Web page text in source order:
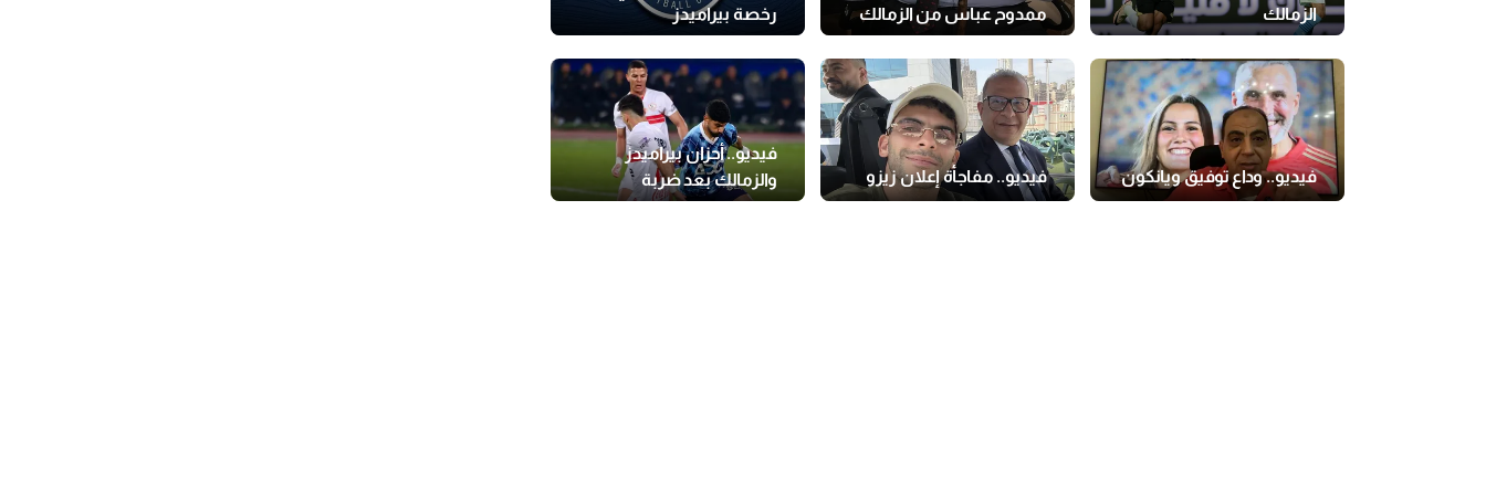
الزمالك
ممدوح عباس من الزمالك
رخصة بيراميدز
فيديو.. وداع توفيق ويانكون فيديو.. مفاجأة إعلان زيزو
فيديو.. أحزان بيراميدز
والزمالك بعد ضربة
المحكمة